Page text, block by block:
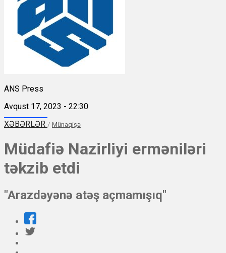
ANS Press
Avqust 17, 2023 - 22:30
XƏBƏRLƏR / Münaqişə
Müdafiə Nazirliyi erməniləri
təkzib etdi
"Arazdəyənə atəş açmamışıq"